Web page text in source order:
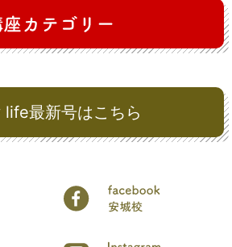
最新号はこちら